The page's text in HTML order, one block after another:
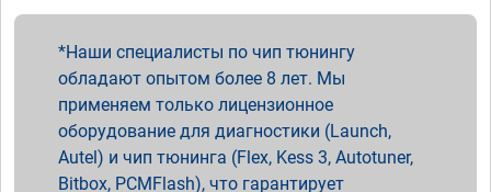
Наши специалисты по чип тюнингу
обладают опытом более 8 лет. Мы
применяем только лицензионное
оборудование для диагностики (Launch,
Autel) и чип тюнинга (Flex, Kess 3, Autotuner,
Bitbox, PCMFlash), что гарантирует